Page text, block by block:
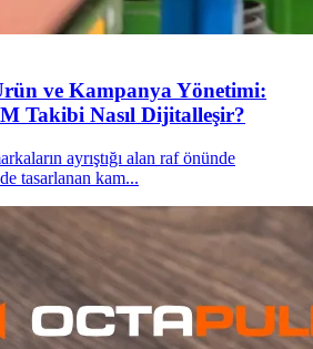
ve Kampanya Yönetimi:
Takibi Nasıl Dijitalleşir?
ayrıştığı alan raf önünde
tasarlanan kam...